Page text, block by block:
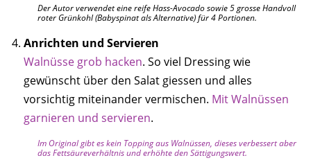
Der Autor verwendet eine reife Hass-Avocado sowie 5 grosse Handvoll
roter Grünkohl (Babyspinat als Alternative) für 4 Portionen.
Anrichten und Servieren
Walnüsse grob hacken. So viel Dressing wie
gewünscht über den Salat giessen und alles
vorsichtig miteinander vermischen. Mit Walnüssen
garnieren und servieren.
Im Original gibt es kein Topping aus Walnüssen, dieses verbessert aber
das Fettsäureverhältnis und erhöhte den Sättigungswert.